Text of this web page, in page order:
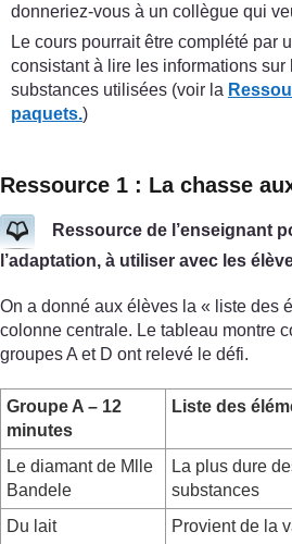
donneriez-vous à un collègue qui
Le cours pourrait être complété par
consistant à lire les informations sur
substances utilisées (voir la
paquets.)
Ressource 1 : La chasse
Ressource de l’enseignant
l’adaptation, à utiliser avec les
On a donné aux élèves la « liste des
colonne centrale. Le tableau montre
groupes A et D ont relevé le défi.
Groupe A – 12
minutes
Liste des
Le diamant de Mlle
Bandele
La plus dure
substances
Du lait
Provient de la